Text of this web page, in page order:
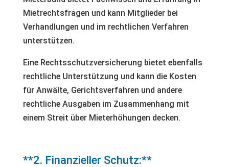
Mietrechtsfragen und kann Mitglieder bei
Verhandlungen und im rechtlichen Verfahren
unterstützen.
Eine Rechtsschutzversicherung bietet ebenfalls
rechtliche Unterstützung und kann die Kosten
für Anwälte, Gerichtsverfahren und andere
rechtliche Ausgaben im Zusammenhang mit
einem Streit über Mieterhöhungen decken.
**2. Finanzieller Schutz:**